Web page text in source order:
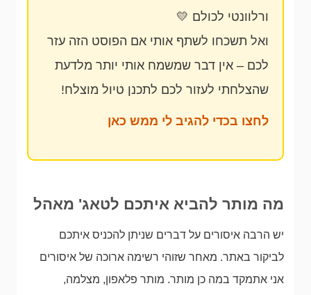
ורלוונטי לכולם 💛
ואל תשכחו לשתף אותי אם הפוסט הזה עזר
לכם – אין דבר שמשמח אותי יותר מלדעת
שהצלחתי לעזור לכם לתכנן טיול מוצלח!
לחצו בכדי להגיב לי ממש כאן
מה מותר להביא איתכם לטאג' מאהל
יש הרבה איסורים על דברים שניתן להכניס איתכם
לביקור באתר. מאחר שזוהי רשימה ארוכה של איסורים
אני אתמקד במה כן מותר. מותר פלאפון, מצלמה,